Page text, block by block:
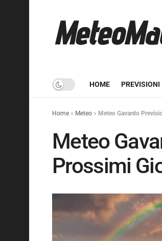
HOME PREVISIONI
Home » Meteo » Meteo Gavardo
Meteo
Prossimi